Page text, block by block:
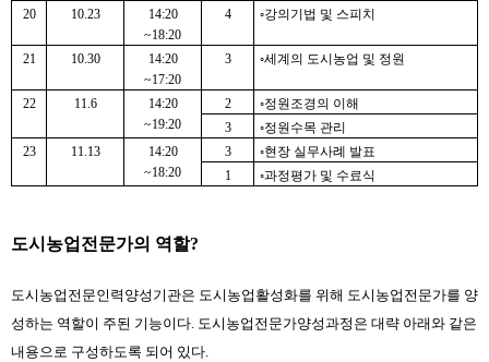
20
10.23
14:20
~18:20
4 ◦강의기법 및 스피치
21 10.30
14:20
~17:20
3 ◦세계의 도시농업 및 정원
22 11.6
14:20
~19:20
2
◦정원조경의 이해
3
◦정원수목 관리
23
11.13
14:20
~18:20
3
◦현장 실무사례 발표
1
◦과정평가 및 수료식
도시농업전문가의 역할?
도시농업전문인력양성기관은 도시농업활성화를 위해 도시농업전문가를 양
성하는 역할이 주된 기능이다. 도시농업전문가양성과정은 대략 아래와 같은
내용으로 구성하도록 되어 있다.